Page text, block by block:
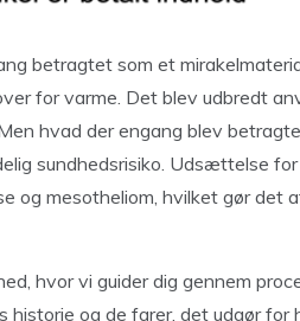
betragtet som et
for varme. Det blev udbredt
hvad der engang blev
sundhedsrisiko. Udsættelse
og mesotheliom, hvilket gør det
hvor vi guider dig gennem
og de farer, det udgør for